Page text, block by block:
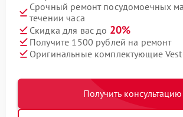
Срочный ремонт посудомоечных
течении часа
Скидка для вас до 20%
Получите 1500 рублей на ремонт
Оригинальные комплектующие
Получить консультацию